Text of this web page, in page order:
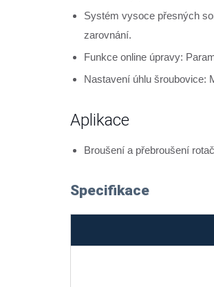
Systém vysoce přesných
zarovnání.
Funkce online úpravy:
Nastavení úhlu šroubovice:
Aplikace
Broušení a přebroušení
Specifikace